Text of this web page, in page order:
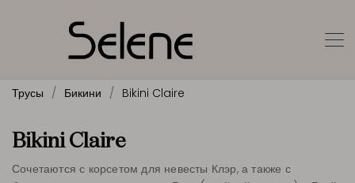
Трусы Бикини Bikini Claire
Bikini Claire
Сочетаются с корсетом для невесты Клэр, а также с